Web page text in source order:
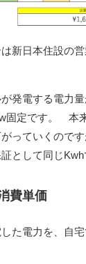
新日本住設の
発電する電力
固定です。 本
っていくので
として同じKwh
費単価
た電力を、自